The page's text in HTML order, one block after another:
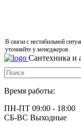
В связи с нестабильной
уточняйте у менеджеров.
Сантехника и
Время работы:
ПН-ПТ 09:00 - 18:00
СБ-ВС Выходные